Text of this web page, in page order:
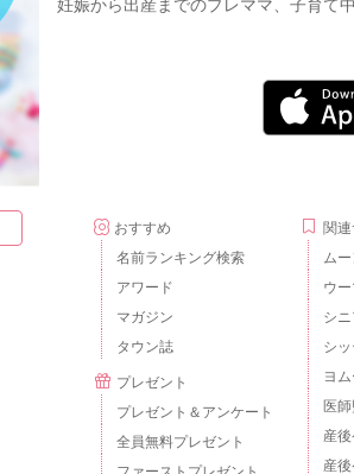
妊娠から出産までのプレママ、子育て
おすすめ
名前ランキング検索
アワード
マガジン
タウン誌
プレゼント
プレゼント＆アンケート
全員無料プレゼント
関連
ム
ウ
シ
シッ
ヨ
医
産
産